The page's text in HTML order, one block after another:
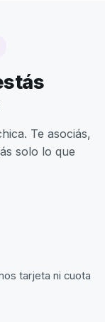
Te asociás,
solo lo que
tarjeta ni cuota